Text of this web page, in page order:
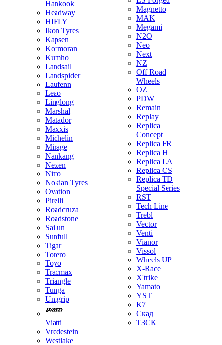
Hankook
Headway
HIFLY
Ikon Tyres
Kapsen
Kormoran
Kumho
Landsail
Landspider
Laufenn
Leao
Linglong
Marshal
Matador
Maxxis
Michelin
Mirage
Nankang
Nexen
Nitto
Nokian Tyres
Ovation
Pirelli
Roadcruza
Roadstone
Sailun
Sunfull
Tigar
Torero
Toyo
Tracmax
Triangle
Tunga
Unigrip
Viatti
Vredestein
Westlake
Magnetto
MAK
Megami
N2O
Neo
Next
NZ
Off Road
Wheels
OZ
PDW
Remain
Replay
Replica
Concept
Replica FR
Replica H
Replica LA
Replica OS
Replica TD
Special Series
RST
Tech Line
Trebl
Vector
Venti
Vianor
Vissol
Wheels UP
X-Race
X'trike
Yamato
YST
К7
Скад
ТЗСК